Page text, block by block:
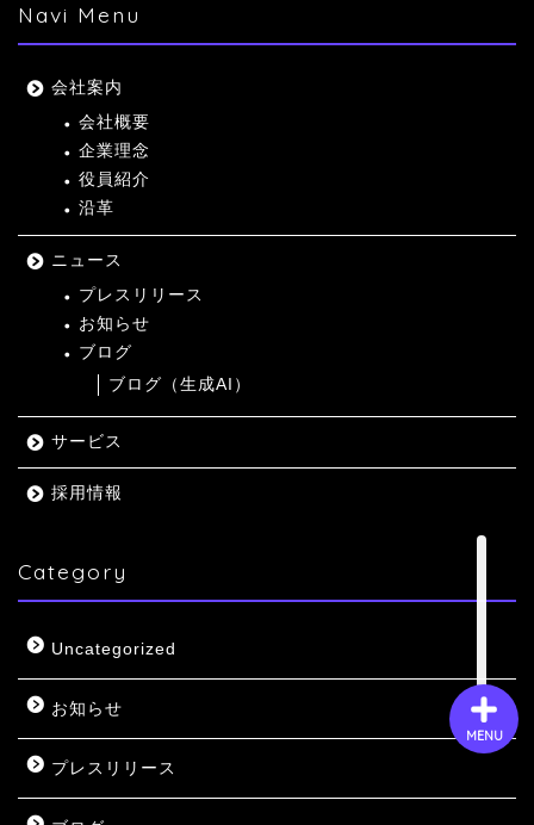
Navi Menu
会社案内
会社概要
企業理念
役員紹介
沿革
ニュース
プレスリリース
お知らせ
ブログ
ブログ（生成AI）
サービス
採用情報
Category
Uncategorized
お知らせ
プレスリリース
MENU